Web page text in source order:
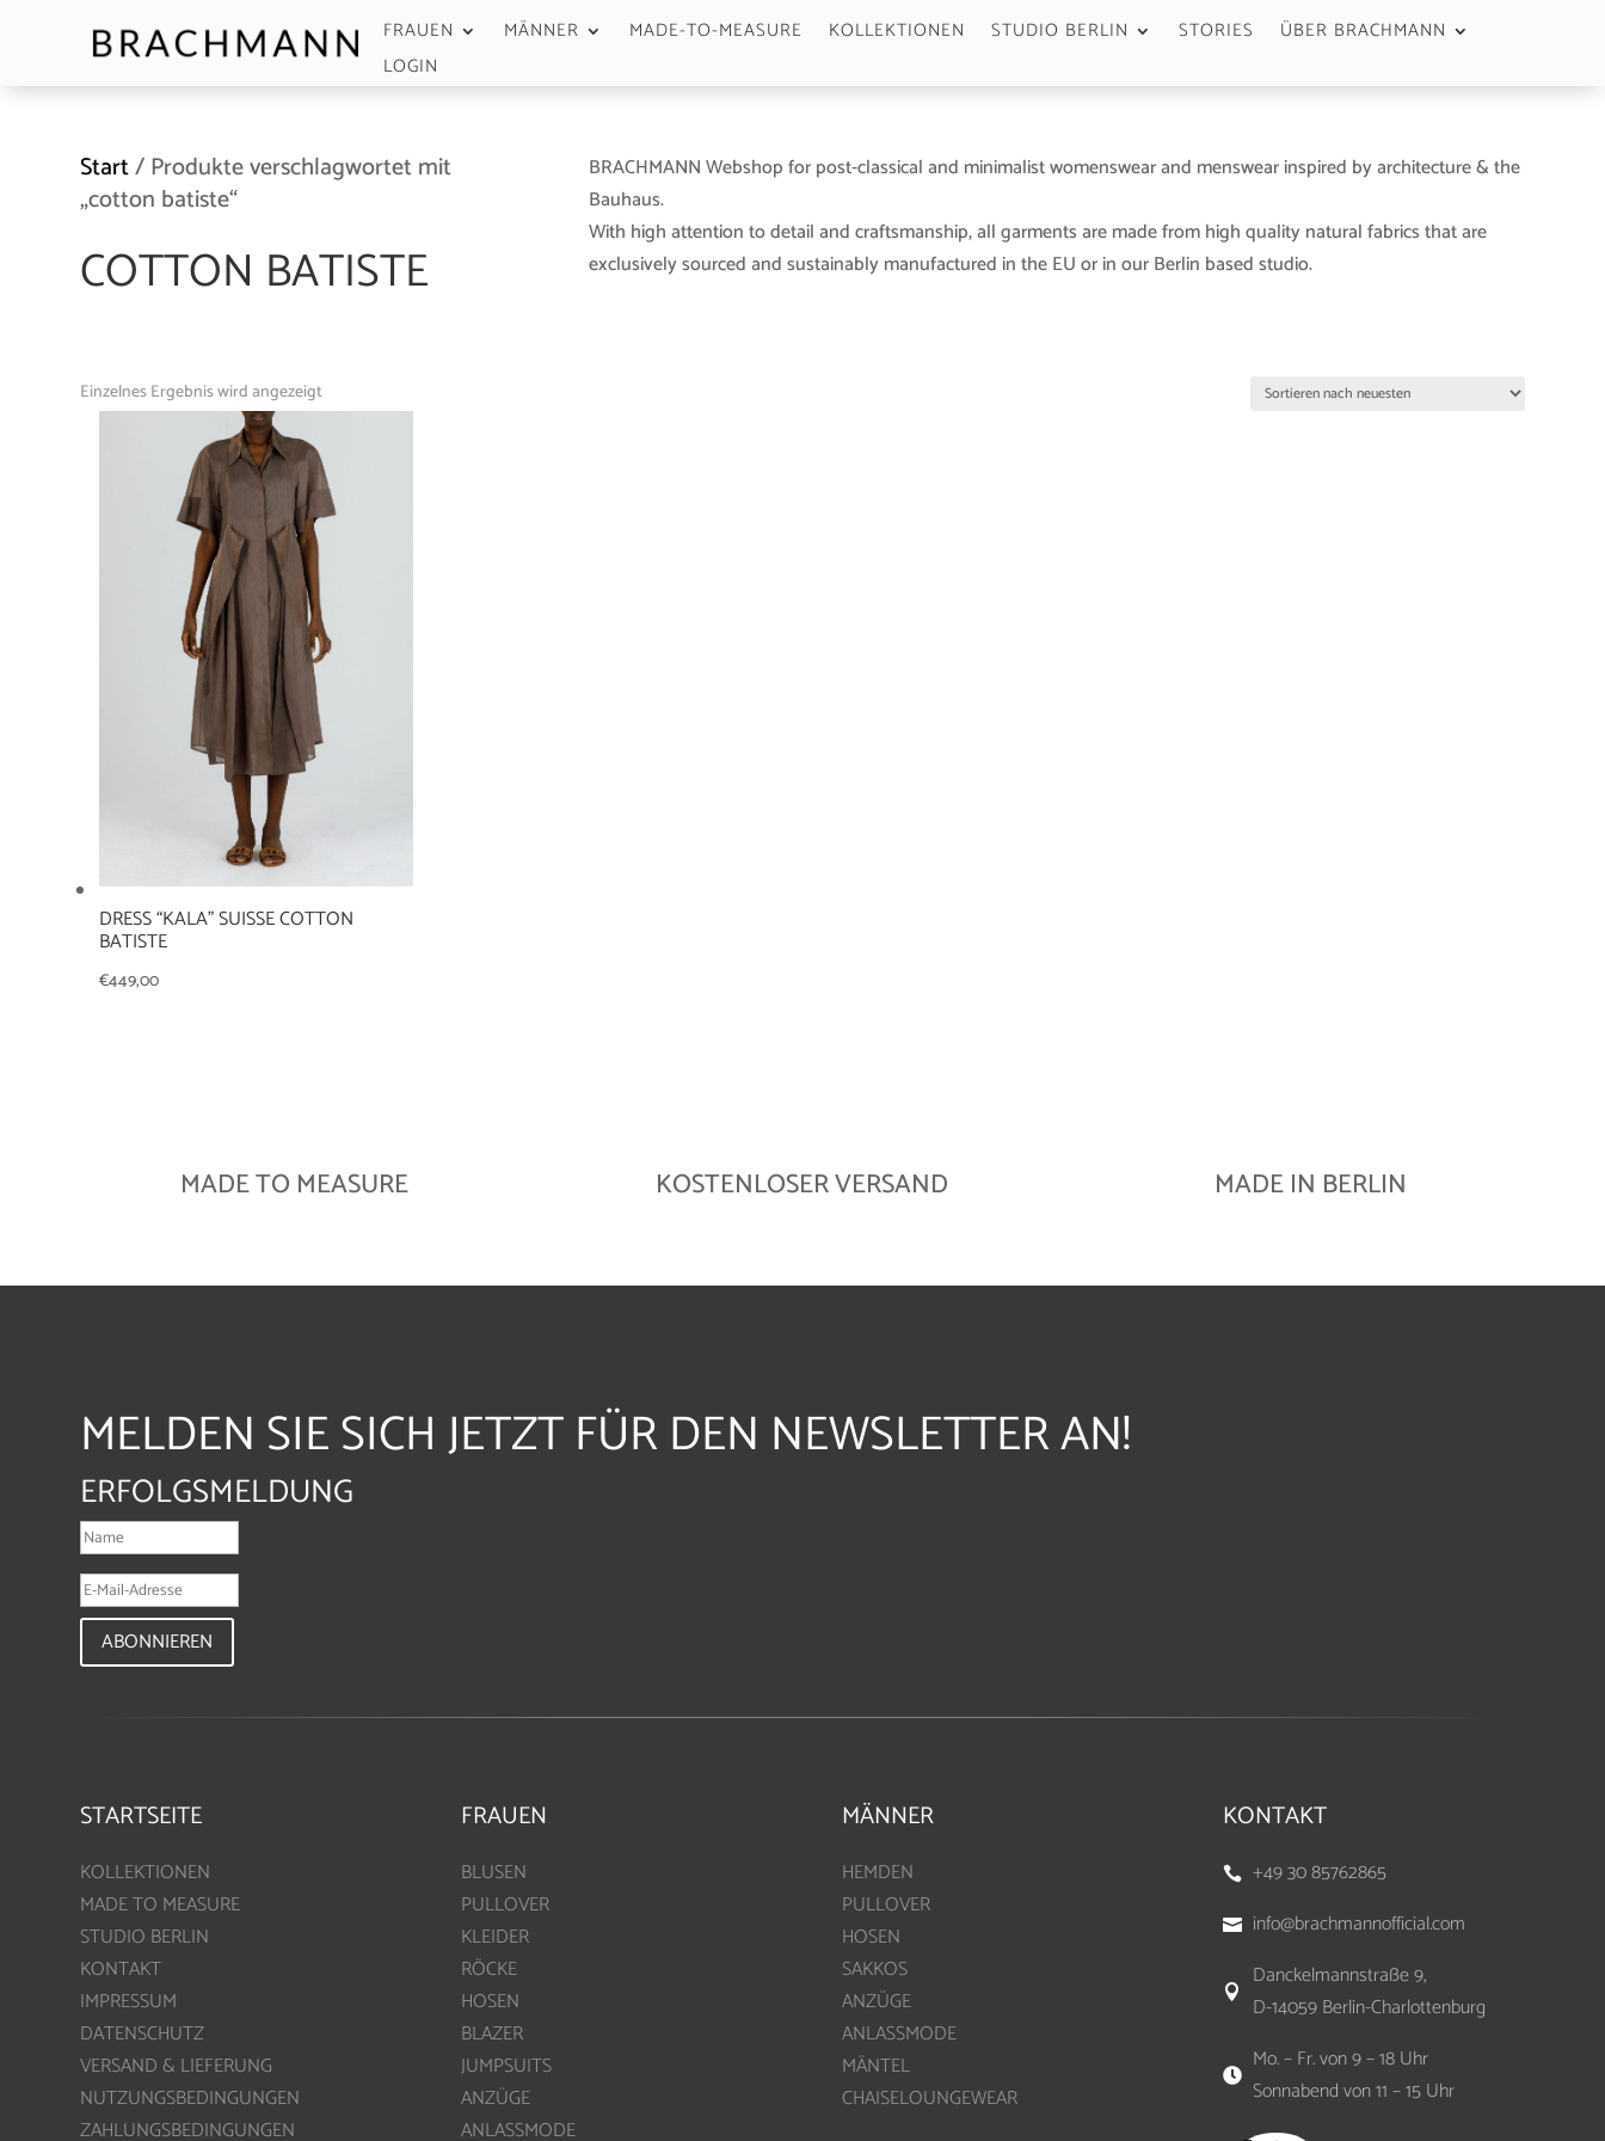
FRAUEN MÄNNER MADE-TO-MEASURE KOLLEKTIONEN STUDIO BERLIN STORIES
ÜBER BRACHMANN
LOGIN
Start/ Produkte verschlagwortet mit
„cotton batiste“
COTTON BATISTE
BRACHMANN Webshop for post-classical and minimalist womenswear and menswear inspired by architecture & the
Bauhaus.
With high attention to detail and craftsmanship, all garments are made from high quality natural fabrics that are
exclusively sourced and sustainably manufactured in the EU or in our Berlin based studio.
Einzelnes Ergebnis wird angezeigt
DRESS “KALA” SUISSE COTTON
BATISTE
€449,00
MADE TO MEASURE KOSTENLOSER VERSAND MADE IN BERLIN
MELDEN SIE SICH JETZT FÜR DEN NEWSLETTER AN!
ERFOLGSMELDUNG
ABONNIEREN
STARTSEITE
KOLLEKTIONEN
MADE TO MEASURE
STUDIO BERLIN
KONTAKT
IMPRESSUM
DATENSCHUTZ
VERSAND & LIEFERUNG
NUTZUNGSBEDINGUNGEN
ZAHLUNGSBEDINGUNGEN
FRAUEN
BLUSEN
PULLOVER
KLEIDER
RÖCKE
HOSEN
BLAZER
JUMPSUITS
ANZÜGE
ANLASSMODE
MÄNNER
HEMDEN
PULLOVER
HOSEN
SAKKOS
ANZÜGE
ANLASSMODE
MÄNTEL
CHAISELOUNGEWEAR
KONTAKT
 +49 30 85762865
 info@brachmannofficial.com

Danckelmannstraße 9,
D-14059 Berlin-Charlottenburg

Mo. – Fr. von 9 – 18 Uhr
Sonnabend von 11 – 15 Uhr